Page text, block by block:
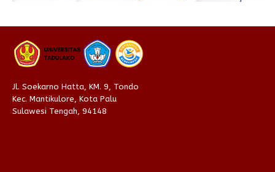
Jl. Soekarno Hatta, KM. 9, Tondo
Kec. Mantikulore, Kota Palu
Sulawesi Tengah, 94148